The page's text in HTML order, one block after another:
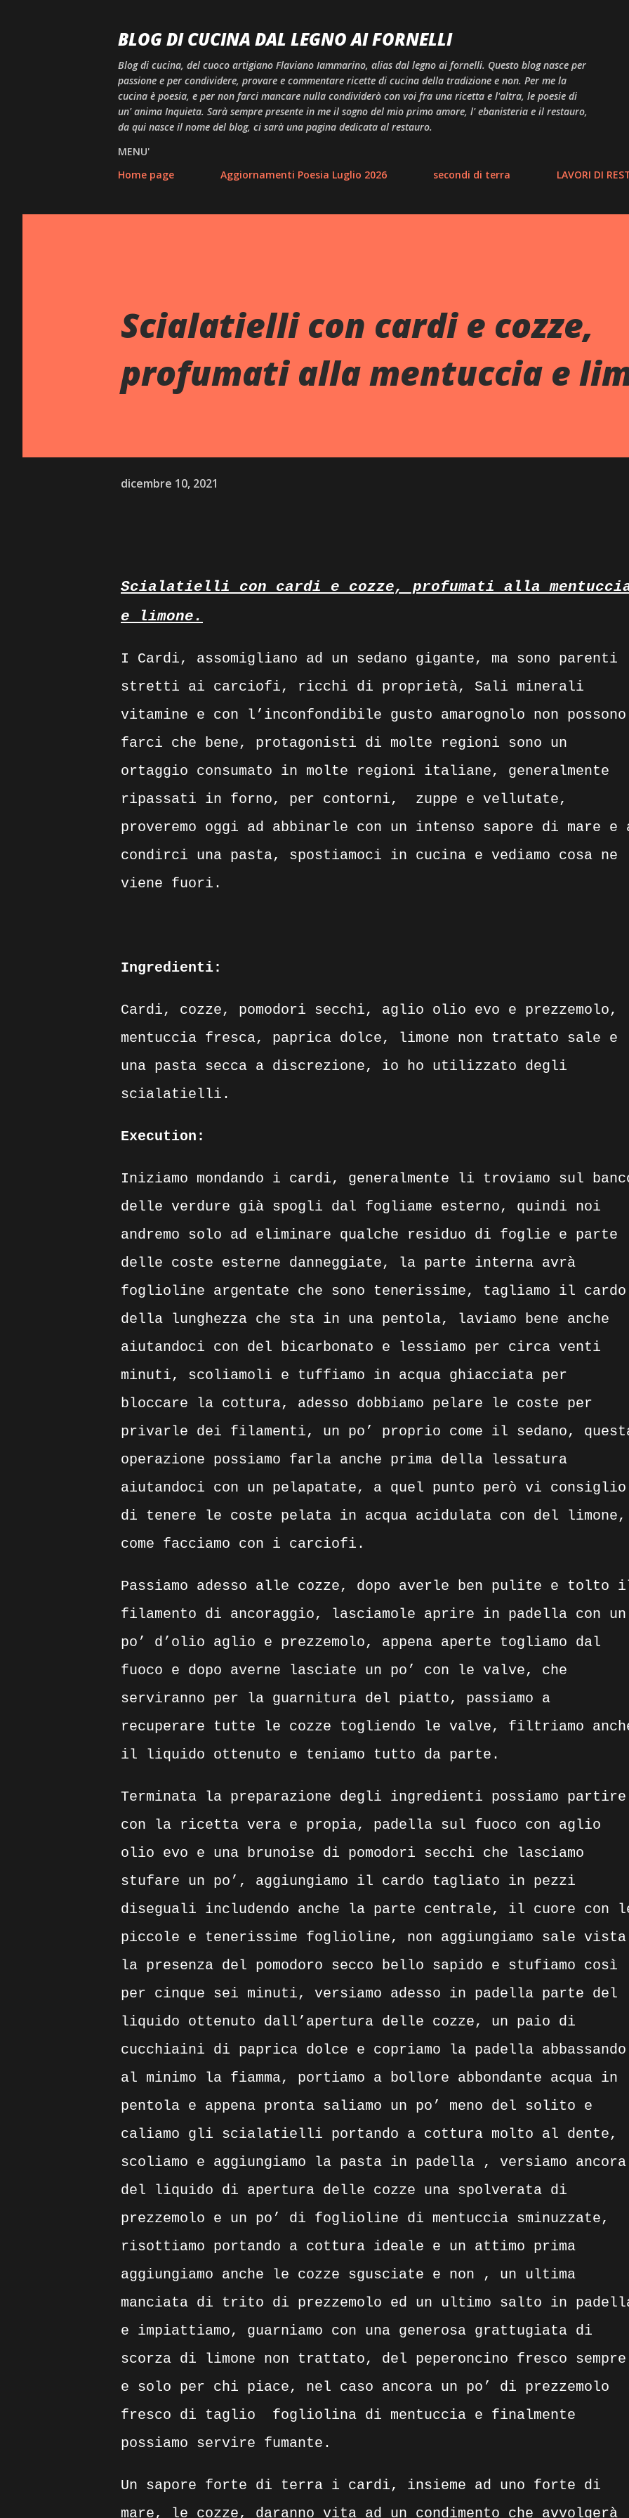
BLOG DI CUCINA DAL LEGNO AI FORNELLI
Blog di cucina, del cuoco artigiano Flaviano Iammarino, alias dal legno ai fornelli. Questo blog nasce per
passione e per condividere, provare e commentare ricette di cucina della tradizione e non. Per me la
cucina è poesia, e per non farci mancare nulla condividerò con voi fra una ricetta e l'altra, le poesie di
un' anima Inquieta. Sarà sempre presente in me il sogno del mio primo amore, l' ebanisteria e il restauro,
da qui nasce il nome del blog, ci sarà una pagina dedicata al restauro.
MENU'
Home page
Aggiornamenti Poesia Luglio 2026 secondi di terra LAVORI DI
Scialatielli con cardi e cozze,
profumati alla mentuccia e
dicembre 10, 2021
Scialatielli con cardi e cozze, profumati alla
e limone.
I Cardi, assomigliano ad un sedano gigante, ma sono parenti
stretti ai carciofi, ricchi di proprietà, Sali minerali
vitamine e con l’inconfondibile gusto amarognolo non possono
farci che bene, protagonisti di molte regioni sono un
ortaggio consumato in molte regioni italiane, generalmente
ripassati in forno, per contorni,
zuppe e vellutate,
proveremo oggi ad abbinarle con un intenso sapore di mare e
condirci una pasta, spostiamoci in cucina e vediamo cosa ne
viene fuori.
Ingredienti:
Cardi, cozze, pomodori secchi, aglio olio evo e prezzemolo,
mentuccia fresca, paprica dolce, limone non trattato sale e
una pasta secca a discrezione, io ho utilizzato degli
scialatielli.
Execution:
Iniziamo mondando i cardi, generalmente li troviamo sul
delle verdure già spogli dal fogliame esterno, quindi noi
andremo solo ad eliminare qualche residuo di foglie e parte
delle coste esterne danneggiate, la parte interna avrà
foglioline argentate che sono tenerissime, tagliamo il cardo
della lunghezza che sta in una pentola, laviamo bene anche
aiutandoci con del bicarbonato e lessiamo per circa venti
minuti, scoliamoli e tuffiamo in acqua ghiacciata per
bloccare la cottura, adesso dobbiamo pelare le coste per
privarle dei filamenti, un po’ proprio come il sedano,
operazione possiamo farla anche prima della lessatura
aiutandoci con un pelapatate, a quel punto però vi consiglio
di tenere le coste pelata in acqua acidulata con del limone,
come facciamo con i carciofi.
Passiamo adesso alle cozze, dopo averle ben pulite e tolto
filamento di ancoraggio, lasciamole aprire in padella con un
po’ d’olio aglio e prezzemolo, appena aperte togliamo dal
fuoco e dopo averne lasciate un po’ con le valve, che
serviranno per la guarnitura del piatto, passiamo a
recuperare tutte le cozze togliendo le valve, filtriamo
il liquido ottenuto e teniamo tutto da parte.
Terminata la preparazione degli ingredienti possiamo partire
con la ricetta vera e propia, padella sul fuoco con aglio
olio evo e una brunoise di pomodori secchi che lasciamo
stufare un po’, aggiungiamo il cardo tagliato in pezzi
diseguali includendo anche la parte centrale, il cuore con
piccole e tenerissime foglioline, non aggiungiamo sale vista
la presenza del pomodoro secco bello sapido e stufiamo così
per cinque sei minuti, versiamo adesso in padella parte del
liquido ottenuto dall’apertura delle cozze, un paio di
cucchiaini di paprica dolce e copriamo la padella abbassando
al minimo la fiamma, portiamo a bollore abbondante acqua in
pentola e appena pronta saliamo un po’ meno del solito e
caliamo gli scialatielli portando a cottura molto al dente,
scoliamo e aggiungiamo la pasta in padella , versiamo ancora
del liquido di apertura delle cozze una spolverata di
prezzemolo e un po’ di foglioline di mentuccia sminuzzate,
risottiamo portando a cottura ideale e un attimo prima
aggiungiamo anche le cozze sgusciate e non , un ultima
manciata di trito di prezzemolo ed un ultimo salto in
e impiattiamo, guarniamo con una generosa grattugiata di
scorza di limone non trattato, del peperoncino fresco sempre
e solo per chi piace, nel caso ancora un po’ di prezzemolo
fresco di taglio
fogliolina di mentuccia e finalmente
possiamo servire fumante.
Un sapore forte di terra i cardi, insieme ad uno forte di
mare, le cozze, daranno vita ad un condimento che avvolgerà